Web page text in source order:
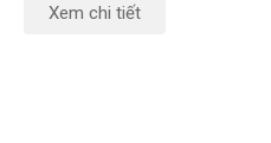
Xem chi tiết